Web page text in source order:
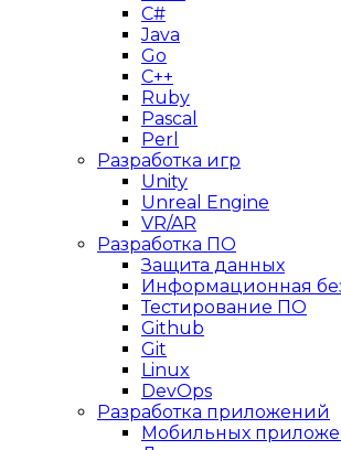
C#
Java
Go
C++
Ruby
Pascal
Perl
Разработка игр
Unity
Unreal Engine
VR/AR
Разработка ПО
Защита данных
Информационная
Тестирование ПО
Github
Git
Linux
DevOps
Разработка приложений
Мобильных